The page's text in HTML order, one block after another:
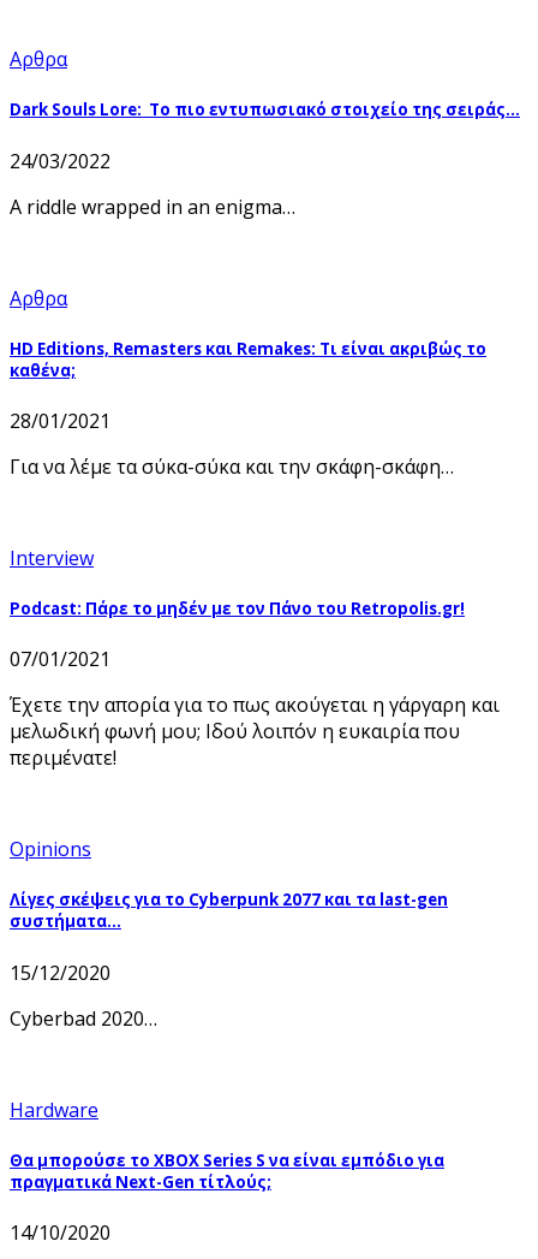
Αρθρα
Dark Souls Lore: Το πιο εντυπωσιακό στοιχείο της σειράς…
24/03/2022
A riddle wrapped in an enigma…
Αρθρα
HD Editions, Remasters και Remakes: Τι είναι ακριβώς το
καθένα;
28/01/2021
Για να λέμε τα σύκα-σύκα και την σκάφη-σκάφη…
Interview
Podcast: Πάρε το μηδέν με τον Πάνο του Retropolis.gr!
07/01/2021
Έχετε την απορία για το πως ακούγεται η γάργαρη και
μελωδική φωνή μου; Ιδού λοιπόν η ευκαιρία που
περιμένατε!
Opinions
Λίγες σκέψεις για το Cyberpunk 2077 και τα last-gen
συστήματα…
15/12/2020
Cyberbad 2020…
Hardware
Θα μπορούσε το XBOX Series S να είναι εμπόδιο για
πραγματικά Next-Gen τίτλούς;
14/10/2020